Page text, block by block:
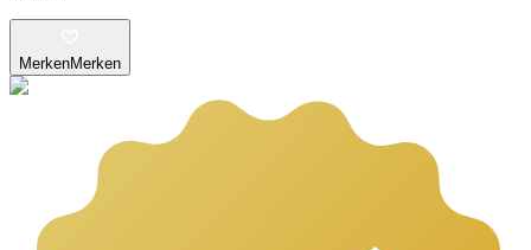
MerkenMerken